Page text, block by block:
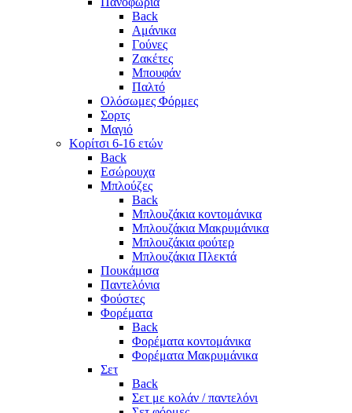
Back
Αμάνικα
Γούνες
Ζακέτες
Μπουφάν
Παλτό
Ολόσωμες Φόρμες
Σορτς
Μαγιό
Κορίτσι 6-16 ετών
Back
Εσώρουχα
Μπλούζες
Back
Μπλουζάκια κοντομάνικα
Μπλουζάκια Μακρυμάνικα
Μπλουζάκια φούτερ
Μπλουζάκια Πλεκτά
Πουκάμισα
Παντελόνια
Φούστες
Φορέματα
Back
Φορέματα κοντομάνικα
Φορέματα Μακρυμάνικα
Σετ
Back
Σετ με κολάν / παντελόνι